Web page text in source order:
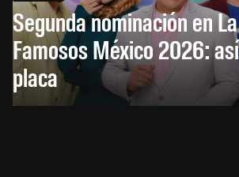
Segunda nominación en
Famosos México 2026:
placa